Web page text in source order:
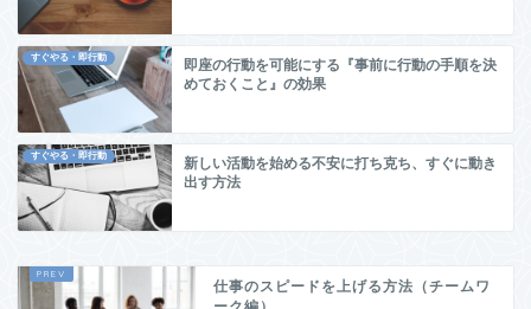
すぐやる・即行動
即座の行動を可能にする『事前に行動の手順を決
めておくこと』の効果
すぐやる・即行動
新しい活動を始める不安に打ち克ち、すぐに動き
出す方法
仕事のスピードを上げる方法（チームワ